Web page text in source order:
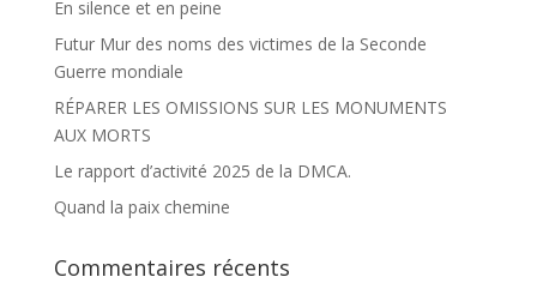
En silence et en peine
Futur Mur des noms des victimes de la Seconde
Guerre mondiale
RÉPARER LES OMISSIONS SUR LES MONUMENTS
AUX MORTS
Le rapport d’activité 2025 de la DMCA.
Quand la paix chemine
Commentaires récents